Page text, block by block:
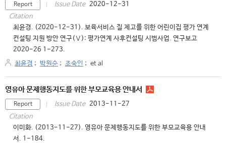
Report Issue Date 2020-12-31
Citation
최윤경. (2020-12-31). 보육서비스 질 제고를 위한 어린이집 평가 연계
컨설팅 지원 방안 연구(Ⅴ): 평가연계 사후컨설팅 시범사업. 연구보고
2020-26 1-273.
최윤경 ; 박원순 ; 조숙인 ; et al
영유아 문제행동지도를 위한 부모교육용 안내서
Report Issue Date 2013-11-27
Citation
이미화. (2013-11-27). 영유아 문제행동지도를 위한 부모교육용 안내
서. 1-184.